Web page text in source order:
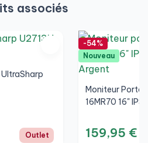
associés
Outlet
-54%
Nouveau
Moniteur
16MR70 16"
159,95 €